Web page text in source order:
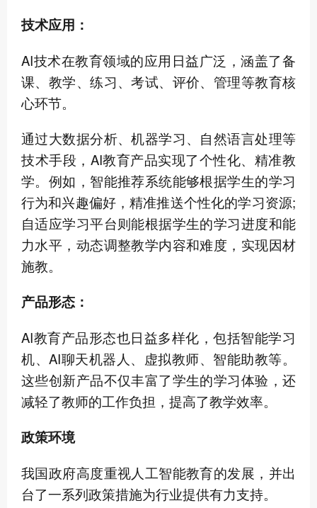
技术应用：
AI技术在教育领域的应用日益广泛，涵盖了备
课、教学、练习、考试、评价、管理等教育核
心环节。
通过大数据分析、机器学习、自然语言处理等
技术手段，AI教育产品实现了个性化、精准教
学。例如，智能推荐系统能够根据学生的学习
行为和兴趣偏好，精准推送个性化的学习资源;
自适应学习平台则能根据学生的学习进度和能
力水平，动态调整教学内容和难度，实现因材
施教。
产品形态：
AI教育产品形态也日益多样化，包括智能学习
机、AI聊天机器人、虚拟教师、智能助教等。
这些创新产品不仅丰富了学生的学习体验，还
减轻了教师的工作负担，提高了教学效率。
政策环境
我国政府高度重视人工智能教育的发展，并出
台了一系列政策措施为行业提供有力支持。